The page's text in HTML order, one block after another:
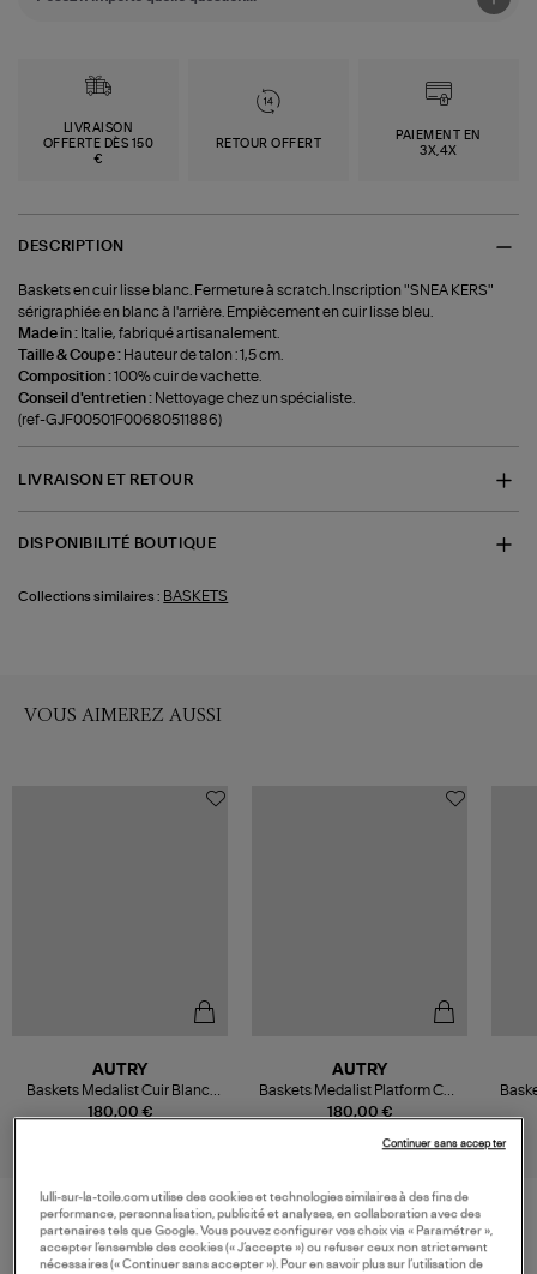
LIVRAISON
OFFERTE DÈS 150
€
RETOUR OFFERT
PAIEMENT EN
3X,4X
DESCRIPTION
Baskets en cuir lisse blanc. Fermeture à scratch. Inscription "SNEA KERS"
sérigraphiée en blanc à l'arrière. Empiècement en cuir lisse bleu.
Made in : Italie, fabriqué artisanalement.
Taille & Coupe : Hauteur de talon : 1,5 cm.
Composition :100% cuir de vachette.
Conseil d'entretien : Nettoyage chez un spécialiste.
(ref-GJF00501F00680511886)
LIVRAISON ET RETOUR
DISPONIBILITÉ BOUTIQUE
Collections similaires : BASKETS
VOUS AIMEREZ AUSSI
180,00 €
AUTRY
Baskets Medalist Cuir Blanc,
Beige, Noir
180,00 €
AUTRY
Baskets Medalist Platform Cuir
Blanc
VOS DERNIERS PRODUITS VUS
lulli-sur-la-toile.com utilise des cookies et technologies similaires à des fins de
performance, personnalisation, publicité et analyses, en collaboration avec des
partenaires tels que Google. Vous pouvez configurer vos choix via « Paramétrer »,
accepter l’ensemble des cookies (« J’accepte ») ou refuser ceux non strictement
nécessaires (« Continuer sans accepter »). Pour en savoir plus sur l’utilisation de
Continuer sans accepter